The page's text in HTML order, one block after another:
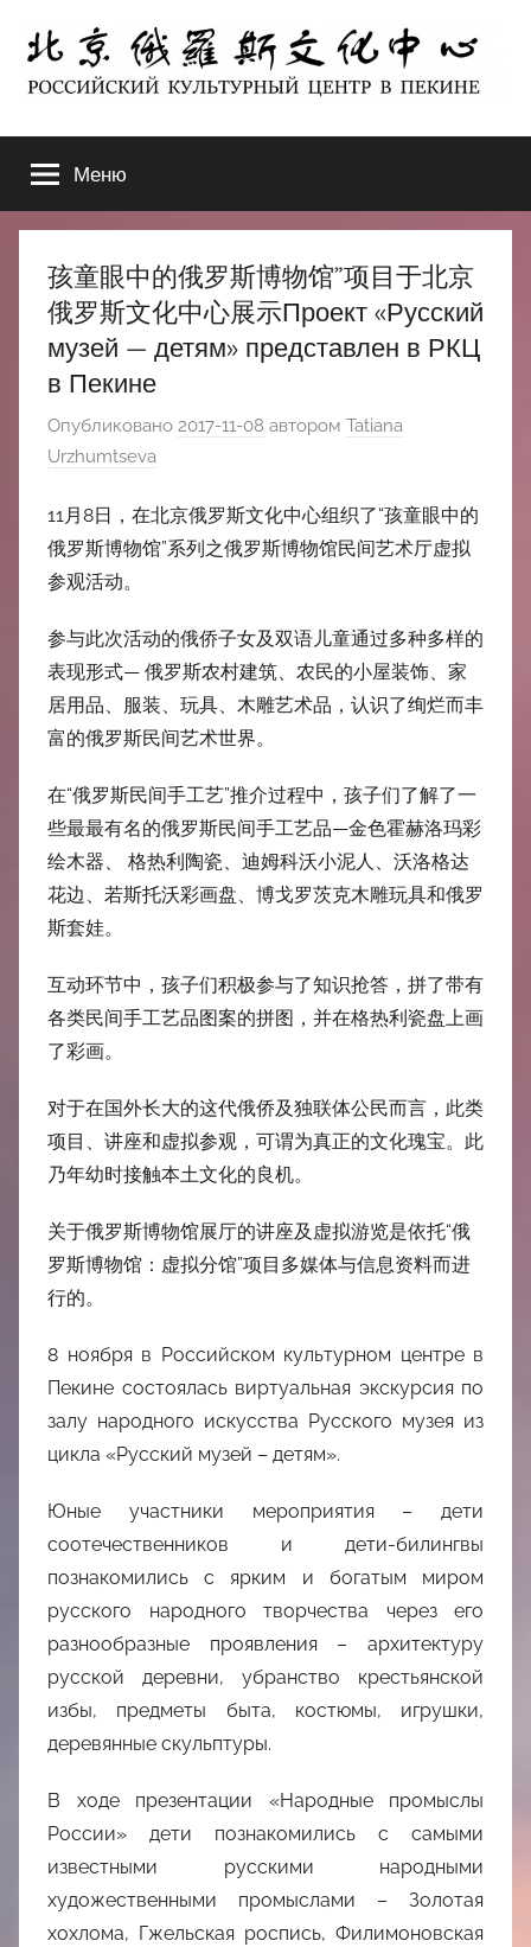
содержимому
北
京
俄
罗
斯
文
中
ЦЕНТР
В
ПЕКИНЕ
Меню
孩童眼中的俄罗斯博物馆”项目于北京
俄罗斯文化中心展示Проект «Русский
музей — детям» представлен в РКЦ
в Пекине
Опубликовано 2017-11-08 автором Tatiana
Urzhumtseva
11月8日，在北京俄罗斯文化中心组织了“孩童眼中的
俄罗斯博物馆”系列之俄罗斯博物馆民间艺术厅虚拟
参观活动。
参与此次活动的俄侨子女及双语儿童通过多种多样的
表现形式— 俄罗斯农村建筑、农民的小屋装饰、家
居用品、服装、玩具、木雕艺术品，认识了绚烂而丰
富的俄罗斯民间艺术世界。
在“俄罗斯民间手工艺”推介过程中，孩子们了解了一
些最最有名的俄罗斯民间手工艺品—金色霍赫洛玛彩
绘木器、 格热利陶瓷、迪姆科沃小泥人、沃洛格达
花边、若斯托沃彩画盘、博戈罗茨克木雕玩具和俄罗
斯套娃。
互动环节中，孩子们积极参与了知识抢答，拼了带有
各类民间手工艺品图案的拼图，并在格热利瓷盘上画
了彩画。
对于在国外长大的这代俄侨及独联体公民而言，此类
项目、讲座和虚拟参观，可谓为真正的文化瑰宝。此
乃年幼时接触本土文化的良机。
关于俄罗斯博物馆展厅的讲座及虚拟游览是依托“俄
罗斯博物馆：虚拟分馆”项目多媒体与信息资料而进
行的。
8 ноября в Российском культурном центре в
Пекине состоялась виртуальная экскурсия по
залу народного искусства Русского музея из
цикла «Русский музей – детям».
Юные участники мероприятия – дети
соотечественников и дети-билингвы
познакомились с ярким и богатым миром
русского народного творчества через его
разнообразные проявления – архитектуру
русской деревни, убранство крестьянской
избы, предметы быта, костюмы, игрушки,
деревянные скульптуры.
В ходе презентации «Народные промыслы
России» дети познакомились с самыми
известными русскими народными
художественными промыслами – Золотая
хохлома, Гжельская роспись, Филимоновская